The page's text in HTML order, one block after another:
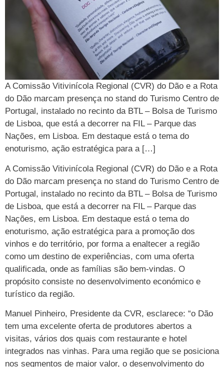
A Comissão Vitivinícola Regional (CVR) do Dão e a Rota
do Dão marcam presença no stand do Turismo Centro de
Portugal, instalado no recinto da BTL – Bolsa de Turismo
de Lisboa, que está a decorrer na FIL – Parque das
Nações, em Lisboa. Em destaque está o tema do
enoturismo, ação estratégica para a […]
A Comissão Vitivinícola Regional (CVR) do Dão e a Rota
do Dão marcam presença no stand do Turismo Centro de
Portugal, instalado no recinto da BTL – Bolsa de Turismo
de Lisboa, que está a decorrer na FIL – Parque das
Nações, em Lisboa. Em destaque está o tema do
enoturismo, ação estratégica para a promoção dos
vinhos e do território, por forma a enaltecer a região
como um destino de experiências, com uma oferta
qualificada, onde as famílias são bem-vindas. O
propósito consiste no desenvolvimento económico e
turístico da região.
Manuel Pinheiro, Presidente da CVR, esclarece: “o Dão
tem uma excelente oferta de produtores abertos a
visitas, vários dos quais com restaurante e hotel
integrados nas vinhas. Para uma região que se posiciona
nos segmentos de maior valor, o desenvolvimento do